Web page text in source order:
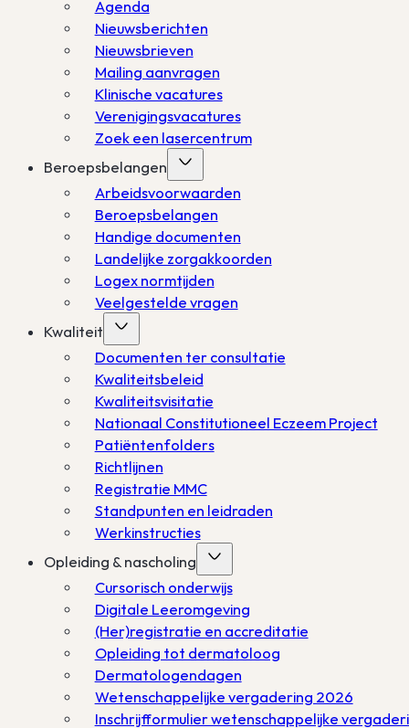
Agenda
Nieuwsberichten
Nieuwsbrieven
Mailing aanvragen
Klinische vacatures
Verenigingsvacatures
Zoek een lasercentrum
Beroepsbelangen
Arbeidsvoorwaarden
Beroepsbelangen
Handige documenten
Landelijke zorgakkoorden
Logex normtijden
Veelgestelde vragen
Kwaliteit
Documenten ter consultatie
Kwaliteitsbeleid
Kwaliteitsvisitatie
Nationaal Constitutioneel Eczeem Project
Patiëntenfolders
Richtlijnen
Registratie MMC
Standpunten en leidraden
Werkinstructies
Opleiding & nascholing
Cursorisch onderwijs
Digitale Leeromgeving
(Her)registratie en accreditatie
Opleiding tot dermatoloog
Dermatologendagen
Wetenschappelijke vergadering 2026
Inschrijfformulier wetenschappelijke